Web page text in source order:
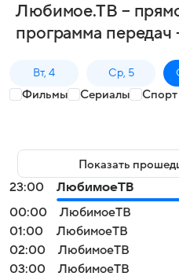
Любимое.ТВ –
программа передач
Вт, 4 Ср, 5
Фильмы Сериалы Спорт
Показать
23:00
ЛюбимоеТВ
00:00
ЛюбимоеТВ
01:00
ЛюбимоеТВ
02:00
ЛюбимоеТВ
03:00
ЛюбимоеТВ